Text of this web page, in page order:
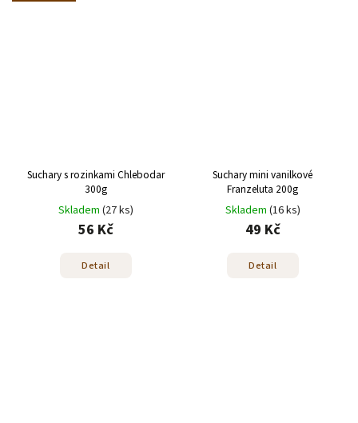
Suchary s rozinkami Chlebodar
300g
Skladem (27 ks)
56 Kč
Detail
Suchary mini vanilkové
Franzeluta 200g
Skladem (16 ks)
49 Kč
Detail